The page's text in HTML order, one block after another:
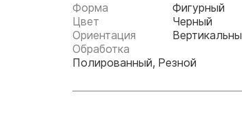
Форма
Фигурный
Цвет
Черный
Ориентация
Обработка
Полированный, Резной